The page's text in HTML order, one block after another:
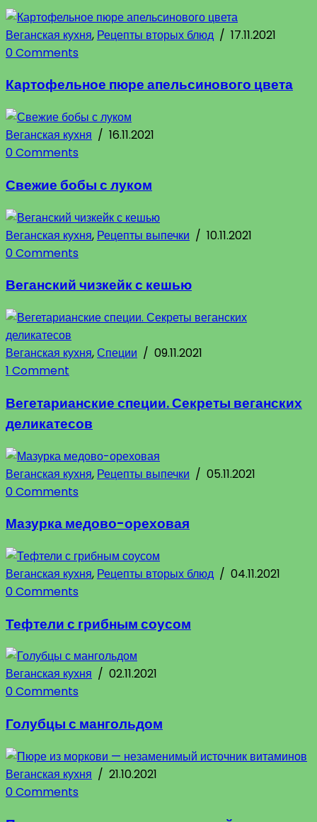
Веганская кухня, Рецепты вторых блюд / 17.11.2021
0 Comments
Картофельное пюре апельсинового цвета
Веганская кухня / 16.11.2021
0 Comments
Свежие бобы с луком
Веганская кухня, Рецепты выпечки / 10.11.2021
0 Comments
Веганский чизкейк с кешью
Веганская кухня,Специи / 09.11.2021
1 Comment
Вегетарианские специи. Секреты веганских
деликатесов
Веганская кухня, Рецепты выпечки / 05.11.2021
0 Comments
Мазурка медово-ореховая
Веганская кухня, Рецепты вторых блюд / 04.11.2021
0 Comments
Тефтели с грибным соусом
Веганская кухня / 02.11.2021
0 Comments
Голубцы с мангольдом
Веганская кухня / 21.10.2021
0 Comments